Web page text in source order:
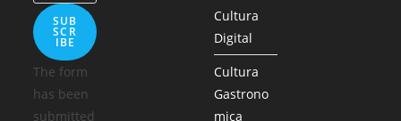
SUB
SCR
IBE
The form
has been
submitted
Cultura
Digital
Cultura
Gastrono
mica